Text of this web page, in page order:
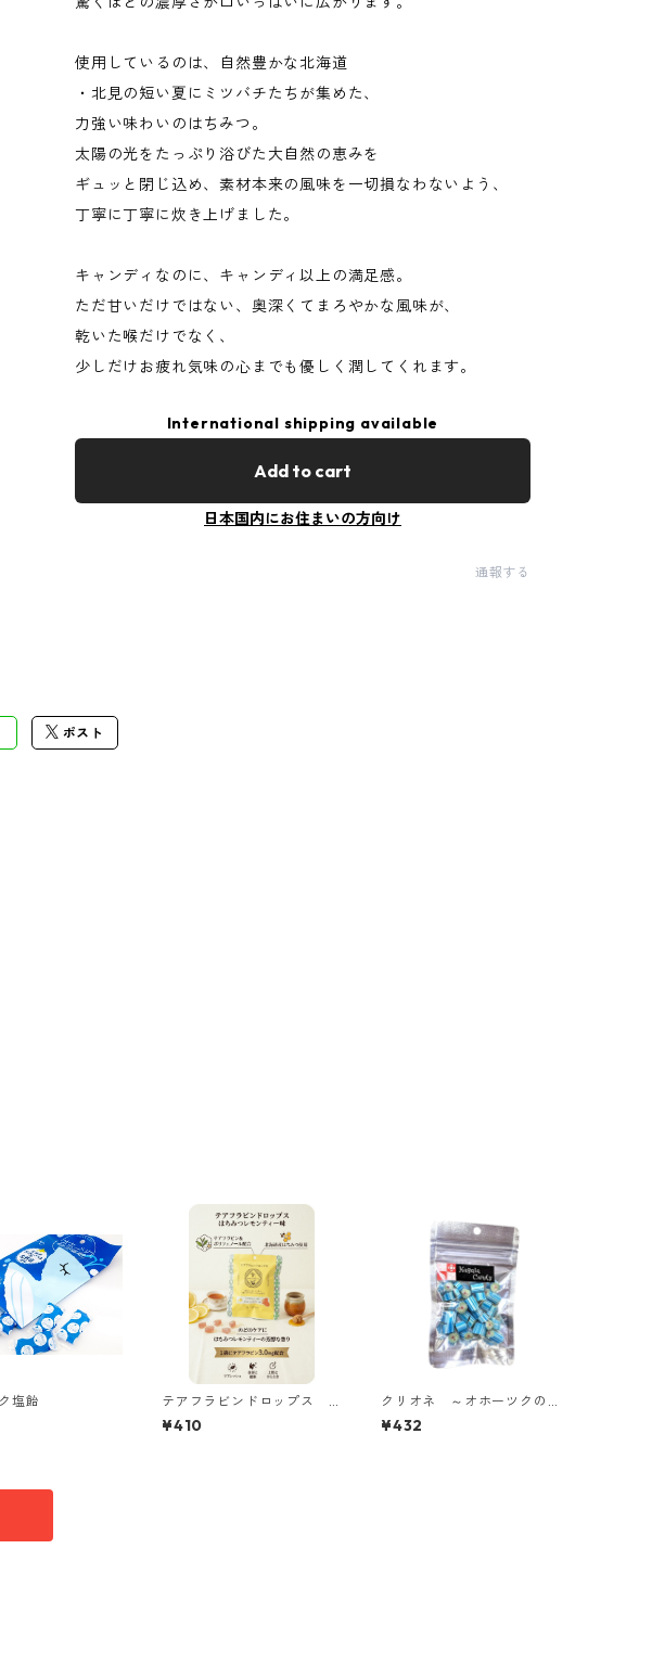
使用しているのは、自然豊かな北海道
・北見の短い夏にミツバチたちが集めた、
力強い味わいのはちみつ。
太陽の光をたっぷり浴びた大自然の恵みを
ギュッと閉じ込め、素材本来の風味を一切損なわないよう、
丁寧に丁寧に炊き上げました。
キャンディなのに、キャンディ以上の満足感。
ただ甘いだけではない、奥深くてまろやかな風味が、
乾いた喉だけでなく、
少しだけお疲れ気味の心までも優しく潤してくれます。
International shipping available
Add to cart
日本国内にお住まいの方向け
通報する
ポスト
塩飴
テアフラビンドロップス
はちみつレモンティー味
¥410
クリオネ ～オホーツクの
塩使用 グレープフルーツ
味～
¥432